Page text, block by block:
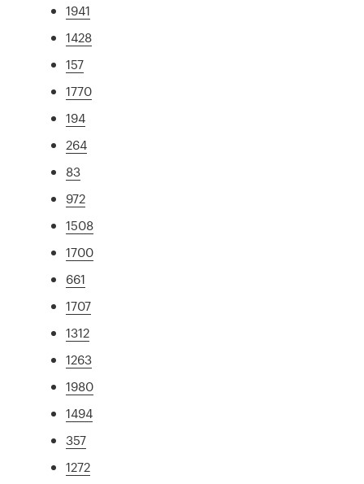
1941
1428
157
1770
194
264
83
972
1508
1700
661
1707
1312
1263
1980
1494
357
1272